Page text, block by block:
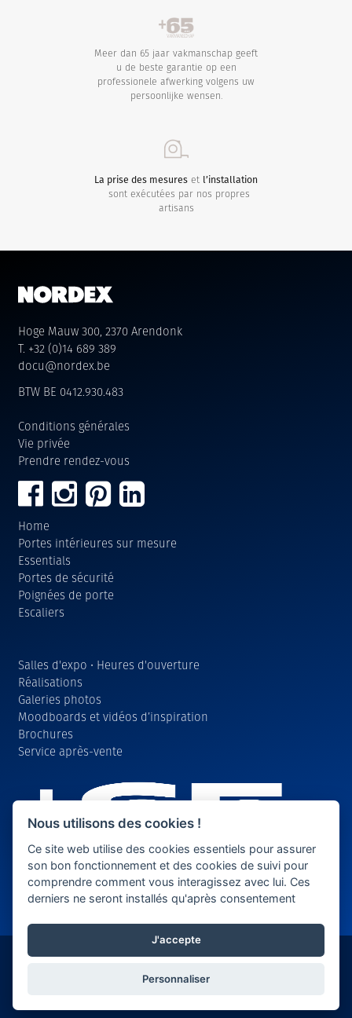
Meer dan 65 jaar vakmanschap geeft
u de beste garantie op een
professionele afwerking volgens uw
persoonlijke wensen.
La prise des mesures et l’installation
sont exécutées par nos propres
artisans
Hoge Mauw 300, 2370 Arendonk
T. +32 (0)14 689 389
docu@nordex.be
BTW BE 0412.930.483
Conditions générales
Vie privée
Prendre rendez-vous
Home
Portes intérieures sur mesure
Essentials
Portes de sécurité
Poignées de porte
Escaliers
Salles d'expo • Heures d'ouverture
Réalisations
Galeries photos
Moodboards et vidéos d’inspiration
Brochures
Service après-vente
Copyright 2026 © Nordex
Nous utilisons des cookies !
Ce site web utilise des cookies essentiels pour assurer
son bon fonctionnement et des cookies de suivi pour
comprendre comment vous interagissez avec lui. Ces
derniers ne seront installés qu'après consentement
J'accepte
Personnaliser